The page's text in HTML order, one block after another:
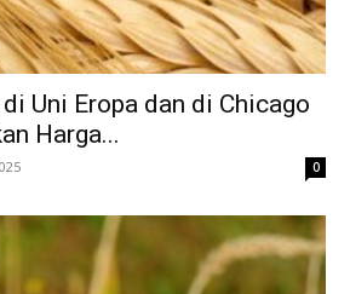
Uni Eropa dan di Chicago
Harga...
0